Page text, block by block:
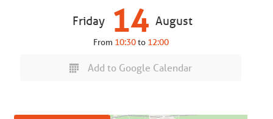
Friday 14 August
From 10:30to 12:00
Add to Google Calendar